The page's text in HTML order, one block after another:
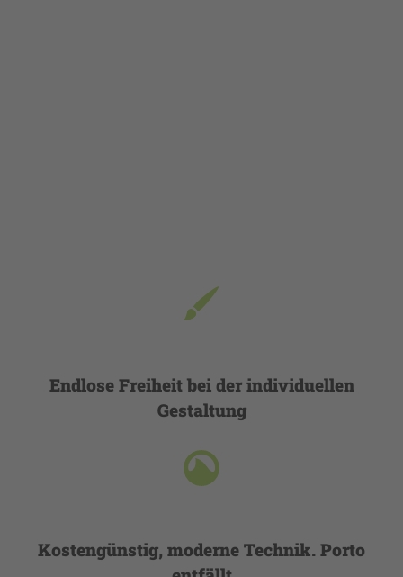
Endlose Freiheit bei der individuellen
Gestaltung
Kostengünstig, moderne Technik. Porto